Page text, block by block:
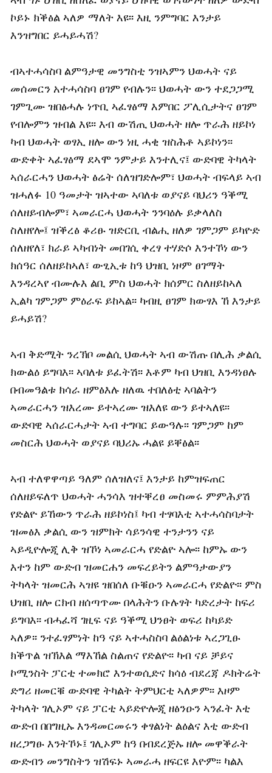
ኮይኑ ክቕፅል ኣለዎ ማለት እዩ፡፡ እዚ ንምግባር እንታይ
እንዝግበር ይሓይሓሽ?
ብኣተሓሳስባ ልምዓታዊ መንግስቲ ንዝኣምን ህወሓት ናይ
መሰመርን አተሓሳስባ ፀገም የብሉን፡፡ ህወሓት ውን ተደጋጋሚ
ገምጊሙ ዝበፅሓሉ ነጥቢ ኣፈፃፅማ እምበር ፖሊሲታትና ፀገም
የብሎምን ዝብል እዩ፡፡ እብ ውሽጢ ህወሓት ዘሎ ጥራሕ ዘይኮነ
ካብ ህወሓት ወፃኢ ዘሎ ውን ነዚ ሓቂ ዝስሕቶ ኣይኮነን፡፡
ውድቀት ኣፈፃፅማ ደኣሞ ንምታይ እንተሊና፤ ውድባዊ ትካላት
ኣሰራርሓን ህወሓት ፅሬት ሰለዝገድሎም፣ ህወሓት ብፍላይ ኣብ
ዝሓለፉ 10 ዓመታት ዝኣተው ኣባለቱ ወያናይ ባህሪን ዓቕሚ
ሰለዘይብሎም፣ ኣመራርሓ ህወሓት ንንባዕሉ ይቃላለስ
ስለዘየሎ፤ ዝቕረፅ ቆሪፁ ዝድርቢ ብልሒ ዘለዎ ገምጋም ይካዮድ
ሰለዘየለ፣ ክራይ ኣካብነት መበገሲ ቀረፃ ተሃድሶ እንተኾነ ውን
ክሰዓር ሰለዘይከኣለ፣ ውፂኢቱ ከዓ ህዝቢ ነዞም ፀገማት
እንዳረኣየ ብሙሉእ ልቢ ምስ ህወሓት ክሰምር ስለዘይከኣለ
ኢልካ ገምጋም ምዕራፍ ይከኣል፡፡ ካብዚ ፀገም ክውፃእ ኸ እንታይ
ይሓይሽ?
ኣብ ቅድሚት ንረኽቦ መልሲ ህወሓት ኣብ ውሽጡ በሊሕ ቃልሲ
ክውልዕ ይግባእ፡፡ ኣባለቱ ይፈትሽ፡፡ እቶም ካብ ህዝቢ እንዳነፀሉ
በብመዓልቱ ክሳራ ዘምፅእሉ ዘለዉ ተበለፅቲ ኣባልትን
ኣመራርሓን ዝእረሙ ይተኣረሙ ዝእለዩ ውን ይተኣለዩ፡፡
ውድባዊ ኣሰራርሓታት ኣብ ተግባር ይውዓሉ፡፡ ገምጋም ከም
መስርሕ ህወሓት ወያናይ ባህሪኡ ሓልዩ ይቐፅል፡፡
ኣብ ተለዋዋጣይ ዓለም ሰለዝለና፤ እንታይ ከምዝፍጠር
ሰለዘይፍለጥ ህወሓት ሓንሳእ ዝተቐረፀ መስመሩ ምምሕያሽ
የድልዮ ይኸውን ጥራሕ ዘይኮነስ፤ ካብ ተፃባእቲ ኣተሓሳስባታት
ዝመፅእ ቃልሲ ውን ዝምክት ሳይንሳዊ ተንታንን ናይ
ኣይዲዮሎጂ ሊቅ ዝኾነ ኣመራርሓ የድልዮ ኣሎ፡፡ ከምኡ ውን
እተን ከም ውድብ ዝመርሐን መፍረይትን ልምዓታውያን
ትካላት ዝመርሕ ኣዝዩ ዝበሰለ ቡቑዑን ኣመራርሓ የድልዮ፡፡ ምስ
ህዝቢ ዘሎ ርክብ ዘሰጣጥሙ በላሕትን ቡሉፃት ካድረታት ከፍሪ
ይግባእ፡፡ ብሓፈሻ ገዚፍ ናይ ዓቕሚ ህንፀት ወፍሪ ከካይድ
ኣለዎ፡፡ ንተፈፃምነት ከዓ ናይ ኣተሓስስባ ልዕልነቱ ኣረጋጊፁ
ክቕጥል ዝኽእል ማእኸል ስልጠና የድልዮ፡፡ ካብ ናይ ቻይና
ኮሚንስት ፓርቲ ተመክሮ እንተወሲድና ክሳዕ ብደረጃ ዶክትሬት
ድግሪ ዘመርቑ ውድባዊ ትካልት ትምህርቲ ኣለዎም፡፡ እዞም
ትካላት ገሊኦም ናይ ፓርቲ ኣይድዮሎጂ ዘፅንዑን ኣንፈት እቲ
ውድብ በበግዚኡ እንዳመርመሩን ቀፃልነት ልዕልና እቲ ውድብ
ዘረጋግፁ እንትኾኑ፤ ገሊኦም ከዓ በብደረጅኡ ዘሎ መዋቕራት
ውድብን መንግስትን ዝሽፍኑ ኣመራሓ ዘፍርዩ እዮም፡፡ ካልእ